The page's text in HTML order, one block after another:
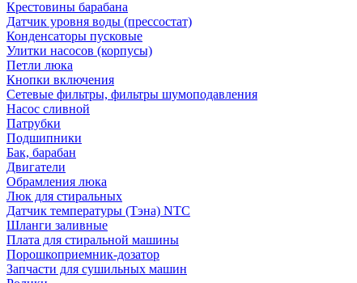
Крестовины барабана
Датчик уровня воды (прессостат)
Конденсаторы пусковые
Улитки насосов (корпусы)
Петли люка
Кнопки включения
Сетевые фильтры, фильтры шумоподавления
Насос сливной
Патрубки
Подшипники
Бак, барабан
Двигатели
Обрамления люка
Люк для стиральных
Датчик температуры (Тэна) NTC
Шланги заливные
Плата для стиральной машины
Порошкоприемник-дозатор
Запчасти для сушильных машин